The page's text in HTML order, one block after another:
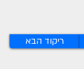
ריקוד הבא